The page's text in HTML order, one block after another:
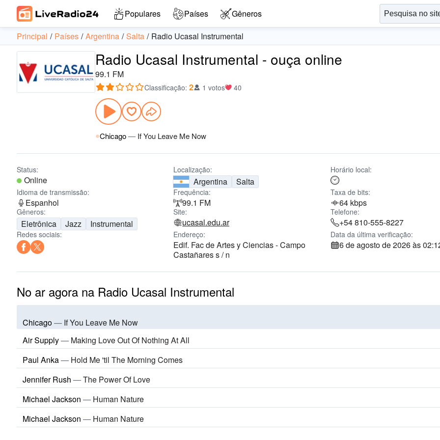
Populares Países Gêneros
Principal Países Argentina Salta Radio Ucasal Instrumental
Radio Ucasal Instrumental - ouça online
99.1 FM
Classificação: 2 1 votos 40
Chicago— If You Leave Me Now
Status:
Online
Localização:
Argentina Salta
Horário local:
Idioma de transmissão:
Espanhol
Frequência:
99.1 FM
Taxa de bits:
64 kbps
Gêneros:
Eletrônica Jazz Instrumental
Site:
ucasal.edu.ar
Telefone:
+54 810-555-8227
Redes sociais: Endereço:
Edif. Fac de Artes y Ciencias - Campo
Castañares s / n
Data da última verificação:
6 de agosto de 2026 às
No ar agora na Radio Ucasal Instrumental
Chicago— If You Leave Me Now
Air Supply— Making Love Out Of Nothing At All
Paul Anka— Hold Me 'til The Morning Comes
Jennifer Rush —The Power Of Love
Michael Jackson — Human Nature
Michael Jackson — Human Nature